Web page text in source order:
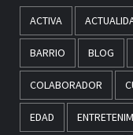
ACTIVA
BARRIO BLOG
COLABORADOR
EDAD